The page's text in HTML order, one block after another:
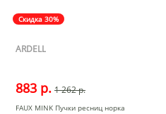
Скидка 30%
ARDELL
883 р. 1 262 р.
FAUX MINK Пучки ресниц норка